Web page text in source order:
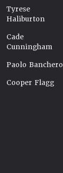
Tyrese
Haliburton
Cade
Cunningham
Paolo Banchero
Cooper Flagg